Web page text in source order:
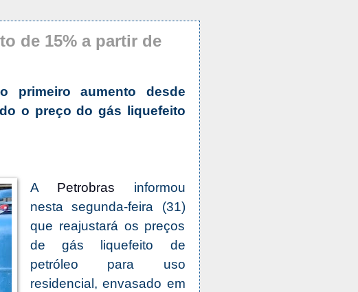
de 15% a partir de
primeiro aumento desde
o preço do gás liquefeito
A Petrobras informou
nesta segunda-feira (31)
que reajustará os preços
de gás liquefeito de
petróleo para uso
residencial, envasado em